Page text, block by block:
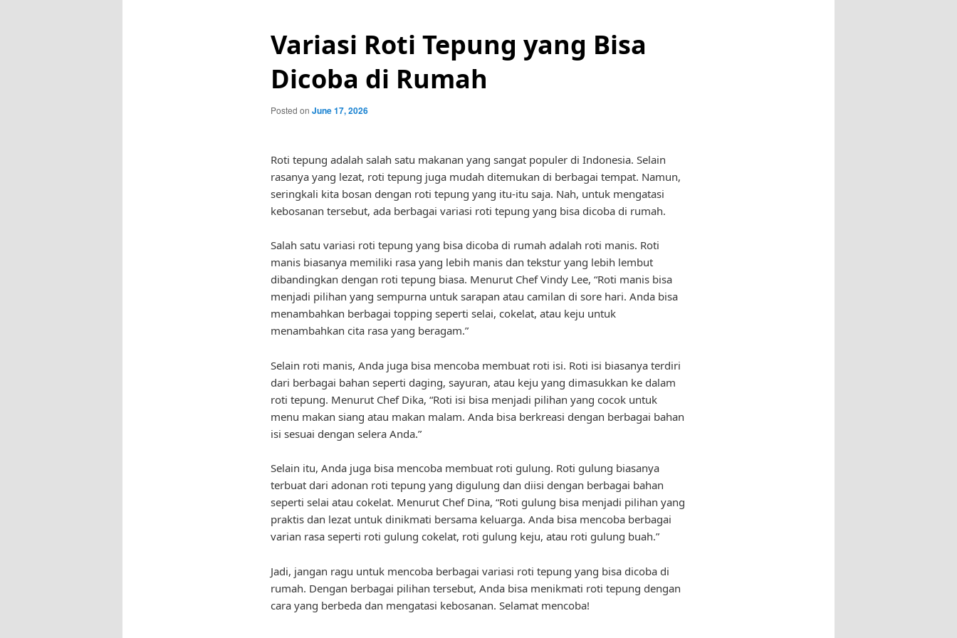
Variasi Roti Tepung yang Bisa
Dicoba di Rumah
Posted on June 17, 2026
Roti tepung adalah salah satu makanan yang sangat populer di Indonesia. Selain
rasanya yang lezat, roti tepung juga mudah ditemukan di berbagai tempat. Namun,
seringkali kita bosan dengan roti tepung yang itu-itu saja. Nah, untuk mengatasi
kebosanan tersebut, ada berbagai variasi roti tepung yang bisa dicoba di rumah.
Salah satu variasi roti tepung yang bisa dicoba di rumah adalah roti manis. Roti
manis biasanya memiliki rasa yang lebih manis dan tekstur yang lebih lembut
dibandingkan dengan roti tepung biasa. Menurut Chef Vindy Lee, “Roti manis bisa
menjadi pilihan yang sempurna untuk sarapan atau camilan di sore hari. Anda bisa
menambahkan berbagai topping seperti selai, cokelat, atau keju untuk
menambahkan cita rasa yang beragam.”
Selain roti manis, Anda juga bisa mencoba membuat roti isi. Roti isi biasanya terdiri
dari berbagai bahan seperti daging, sayuran, atau keju yang dimasukkan ke dalam
roti tepung. Menurut Chef Dika, “Roti isi bisa menjadi pilihan yang cocok untuk
menu makan siang atau makan malam. Anda bisa berkreasi dengan berbagai bahan
isi sesuai dengan selera Anda.”
Selain itu, Anda juga bisa mencoba membuat roti gulung. Roti gulung biasanya
terbuat dari adonan roti tepung yang digulung dan diisi dengan berbagai bahan
seperti selai atau cokelat. Menurut Chef Dina, “Roti gulung bisa menjadi pilihan yang
praktis dan lezat untuk dinikmati bersama keluarga. Anda bisa mencoba berbagai
varian rasa seperti roti gulung cokelat, roti gulung keju, atau roti gulung buah.”
Jadi, jangan ragu untuk mencoba berbagai variasi roti tepung yang bisa dicoba di
rumah. Dengan berbagai pilihan tersebut, Anda bisa menikmati roti tepung dengan
cara yang berbeda dan mengatasi kebosanan. Selamat mencoba!